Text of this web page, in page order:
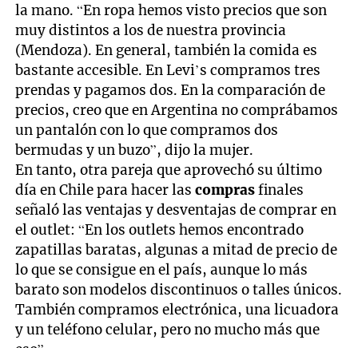
la mano. “En ropa hemos visto precios que son
muy distintos a los de nuestra provincia
(Mendoza). En general, también la comida es
bastante accesible. En Levi’s compramos tres
prendas y pagamos dos. En la comparación de
precios, creo que en Argentina no comprábamos
un pantalón con lo que compramos dos
bermudas y un buzo”, dijo la mujer.
En tanto, otra pareja que aprovechó su último
día en Chile para hacer lascomprasfinales
señaló las ventajas y desventajas de comprar en
el outlet: “En los outlets hemos encontrado
zapatillas baratas, algunas a mitad de precio de
lo que se consigue en el país, aunque lo más
barato son modelos discontinuos o talles únicos.
También compramos electrónica, una licuadora
y un teléfono celular, pero no mucho más que